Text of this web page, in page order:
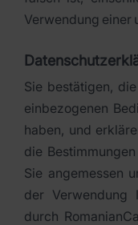
Verwendung einer
Sie bestätigen,
einbezogenen
haben, und
die
Sie angemessen
der Verwendung
durch